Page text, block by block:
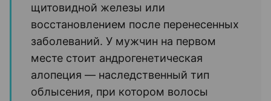
щитовидной железы или
восстановлением после перенесенных
заболеваний. У мужчин на первом
месте стоит андрогенетическая
алопеция — наследственный тип
облысения, при котором волосы